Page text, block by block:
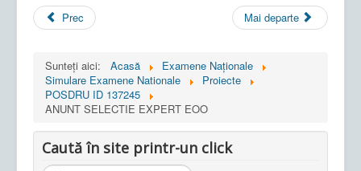
Prec Mai departe
Sunteți aici: Acasă
Examene Naționale
Simulare Examene Nationale
Proiecte
POSDRU ID 137245
ANUNT SELECTIE EXPERT EOO
Caută în site printr-un click